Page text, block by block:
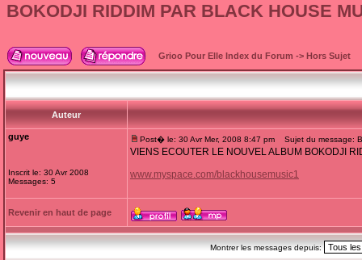
BOKODJI RIDDIM PAR BLACK HOUSE
Grioo Pour Elle Index du Forum -> Hors Sujet
Auteur
guye
Inscrit le: 30 Avr 2008
Messages: 5
Post� le: 30 Avr Mer, 2008 8:47 pm Sujet du message:
VIENS ECOUTER LE NOUVEL ALBUM BOKODJI
www.myspace.com/blackhousemusic1
Revenir en haut de page
Montrer les messages depuis: